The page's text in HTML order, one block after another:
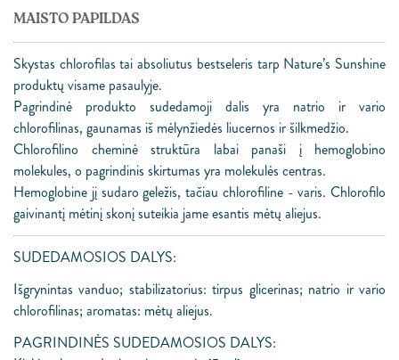
MAISTO PAPILDAS
Skystas chlorofilas tai absoliutus bestseleris tarp Nature’s Sunshine
produktų visame pasaulyje.
Pagrindinė produkto sudedamoji dalis yra natrio ir vario
chlorofilinas, gaunamas iš mėlynžiedės liucernos ir šilkmedžio.
Chlorofilino cheminė struktūra labai panaši į hemoglobino
molekules, o pagrindinis skirtumas yra molekulės centras.
Hemoglobine jį sudaro geležis, tačiau chlorofiline - varis. Chlorofilo
gaivinantį mėtinį skonį suteikia jame esantis mėtų aliejus.
SUDEDAMOSIOS DALYS:
Išgrynintas vanduo; stabilizatorius: tirpus glicerinas; natrio ir vario
chlorofilinas; aromatas: mėtų aliejus.
PAGRINDINĖS SUDEDAMOSIOS DALYS: